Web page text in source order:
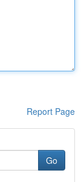
Report Page
Go